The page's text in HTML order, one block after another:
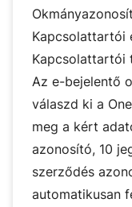
Kapcsolattartói
Kapcsolattartói
Az e-bejelentő
válaszd ki a
meg a kért
azonosító, 10
szerződés
automatikusan